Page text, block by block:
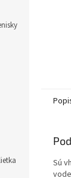
Sú